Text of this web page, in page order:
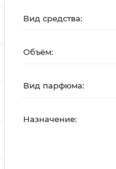
Вид средства:
Объём:
Вид парфюма:
Назначение: